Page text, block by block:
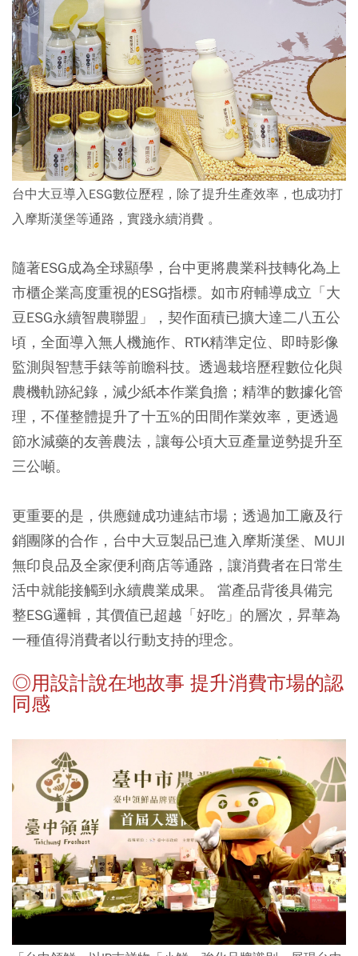
台中大豆導入ESG數位歷程，除了提升生產效率，也成功打
入摩斯漢堡等通路，實踐永續消費 。
隨著ESG成為全球顯學，台中更將農業科技轉化為上
市櫃企業高度重視的ESG指標。如市府輔導成立「大
豆ESG永續智農聯盟」，契作面積已擴大達二八五公
頃，全面導入無人機施作、RTK精準定位、即時影像
監測與智慧手錶等前瞻科技。透過栽培歷程數位化與
農機軌跡紀錄，減少紙本作業負擔；精準的數據化管
理，不僅整體提升了十五%的田間作業效率，更透過
節水減藥的友善農法，讓每公頃大豆產量逆勢提升至
三公噸。
更重要的是，供應鏈成功連結市場；透過加工廠及行
銷團隊的合作，台中大豆製品已進入摩斯漢堡、MUJI
無印良品及全家便利商店等通路，讓消費者在日常生
活中就能接觸到永續農業成果。 當產品背後具備完
整ESG邏輯，其價值已超越「好吃」的層次，昇華為
一種值得消費者以行動支持的理念。
◎用設計說在地故事 提升消費市場的認
同感